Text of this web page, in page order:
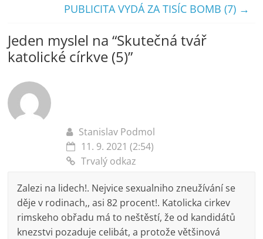
PUBLICITA VYDÁ ZA TISÍC BOMB (7) →
Jeden myslel na “Skutečná tvář
katolické církve (5)”
Stanislav Podmol
11. 9. 2021 (2:54)
Trvalý odkaz
Zalezi na lidech!. Nejvice sexualniho zneužívání se
děje v rodinach,, asi 82 procent!. Katolicka cirkev
rimskeho obřadu má to neštěstí, že od kandidátů
knezstvi pozaduje celibát, a protože většinová